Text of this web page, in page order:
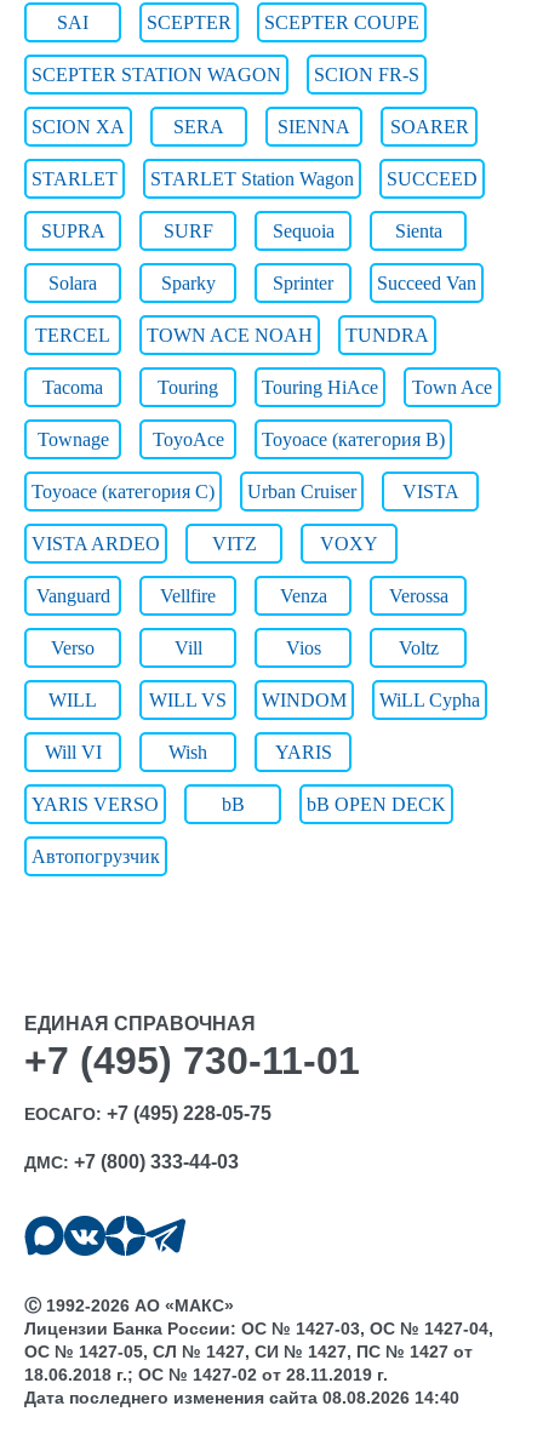
SAI SCEPTER SCEPTER COUPE
SCEPTER STATION WAGON SCION FR-S
SCION XA SERA SIENNA SOARER
STARLET STARLET Station Wagon SUCCEED
SUPRA SURF Sequoia Sienta
Solara Sparky Sprinter Succeed Van
TERCEL TOWN ACE NOAH TUNDRA
Tacoma Touring Touring HiAce Town Ace
Townage ToyoAce Toyoace (категория B)
Toyoace (категория C) Urban Cruiser VISTA
VISTA ARDEO VITZ VOXY
Vanguard Vellfire Venza Verossa
Verso Vill Vios Voltz
WILL WILL VS WINDOM WiLL Cypha
Will VI Wish YARIS
YARIS VERSO bB bB OPEN DECK
Автопогрузчик
ЕДИНАЯ СПРАВОЧНАЯ
+7 (495) 730-11-01
ЕОСАГО: +7 (495) 228-05-75
ДМС: +7 (800) 333-44-03
Ⓒ 1992-2026 АО «МАКС»
Лицензии Банка России: ОС № 1427-03, ОС № 1427-04,
ОС № 1427-05, СЛ № 1427, СИ № 1427, ПС № 1427 от
18.06.2018 г.; ОС № 1427-02 от 28.11.2019 г.
Дата последнего изменения сайта 08.08.2026 14:40